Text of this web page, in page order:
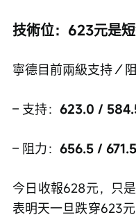
技術位：623元是
寧德目前兩級支持／阻
– 支持： 623.0 /
– 阻力： 656.5 /
今日收報628元，只
表明天一旦跌穿623